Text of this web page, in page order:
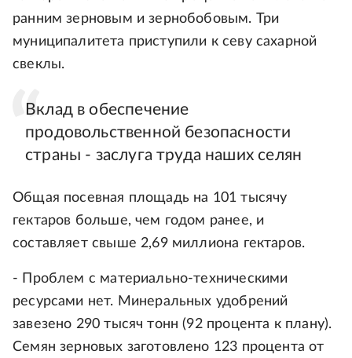
ранним зерновым и зернобобовым. Три
муниципалитета приступили к севу сахарной
свеклы.
Вклад в обеспечение
продовольственной безопасности
страны - заслуга труда наших селян
Общая посевная площадь на 101 тысячу
гектаров больше, чем годом ранее, и
составляет свыше 2,69 миллиона гектаров.
- Проблем с материально-техническими
ресурсами нет. Минеральных удобрений
завезено 290 тысяч тонн (92 процента к плану).
Семян зерновых заготовлено 123 процента от